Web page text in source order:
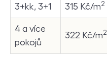
3+kk, 3+1 315 Kč/m2
4 a více
pokojů
322 Kč/m2